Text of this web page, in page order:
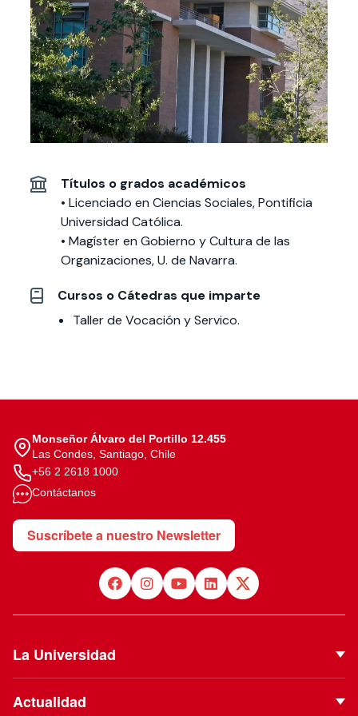
cursos
Especialidades y
estadías
Te puede
interesar:
International
students
Facultades
interesar:
2025
vinculación con la
sociedad
Extensión Cultural
Te puede interesar:Filantropía y Donaciones
intercambio
Servicios y apoyos
Te puede
interesar:
Explora el campus
Uandes
Noticias
estudiantiles
Títulos o grados académicos
• Licenciado en Ciencias Sociales,Pontificia
Universidad Católica.
• Magíster en Gobierno y Cultura de las
Organizaciones, U. de Navarra.
Cursos o Cátedras que imparte
Taller de Vocación y Servico.
Monseñor Álvaro del Portillo 12.455
Las Condes, Santiago, Chile
+56 2 2618 1000
Contáctanos
Suscríbete a nuestro Newsletter
La Universidad
Actualidad